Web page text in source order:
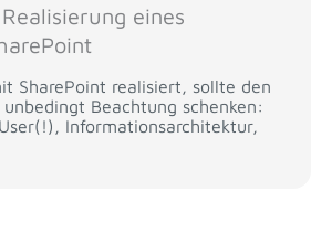
eines
SharePoint realisiert, sollte den
Beachtung schenken:
Informationsarchitektur,